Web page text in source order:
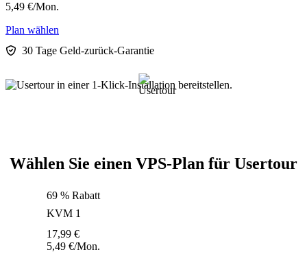
5,49 €/Mon.
Plan wählen
30 Tage Geld-zurück-Garantie
Wählen Sie einen VPS-Plan für Usertour
69 % Rabatt
KVM 1
17,99 €
5,49 €/Mon.